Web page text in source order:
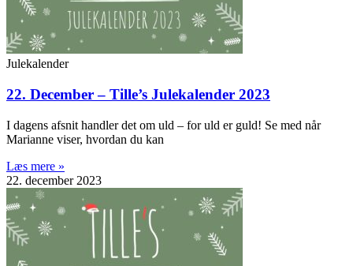
Julekalender
22. December – Tille’s Julekalender 2023
I dagens afsnit handler det om uld – for uld er guld! Se med når
Marianne viser, hvordan du kan
Læs mere »
22. december 2023